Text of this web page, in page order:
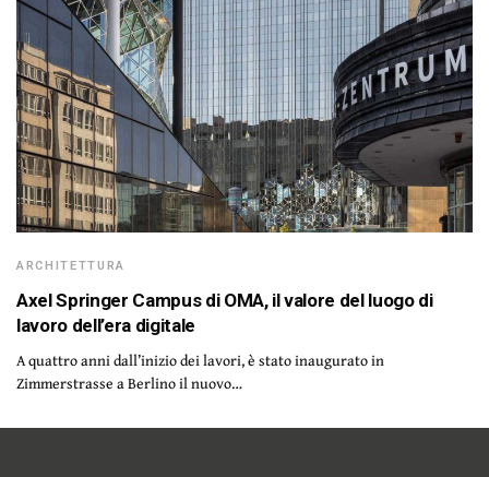
ARCHITETTURA
Axel Springer Campus di OMA, il valore del luogo di
lavoro dell’era digitale
A quattro anni dall’inizio dei lavori, è stato inaugurato in
Zimmerstrasse a Berlino il nuovo…